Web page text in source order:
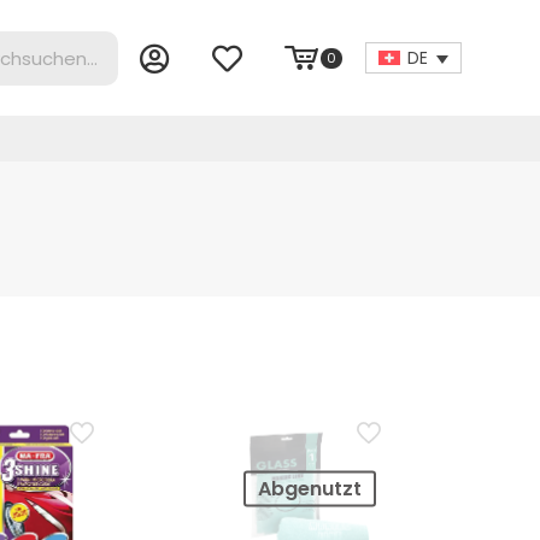
0 DE
Abgenutzt